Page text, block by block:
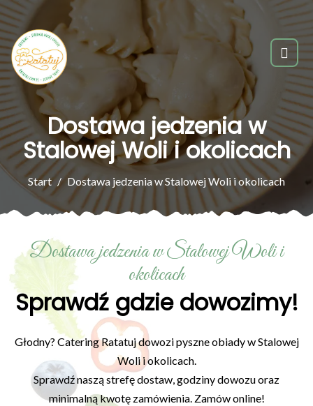
Dostawa jedzenia w
Stalowej Woli i okolicach
Start Dostawa jedzenia w Stalowej Woli i okolicach
Dostawa jedzenia w Stalowej Woli i
okolicach
Sprawdź gdzie dowozimy!
Głodny? Catering Ratatuj dowozi pyszne obiady w Stalowej
Woli i okolicach.
Sprawdź naszą strefę dostaw, godziny dowozu oraz
minimalną kwotę zamówienia. Zamów online!